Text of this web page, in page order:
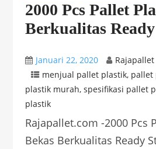
2000 Pcs Pallet
Berkualitas
Januari 22, 2020 Rajapallet
menjual pallet plastik, pallet
plastik murah, spesifikasi pallet
plastik
Rajapallet.com -2000 Pcs
Bekas Berkualitas Ready